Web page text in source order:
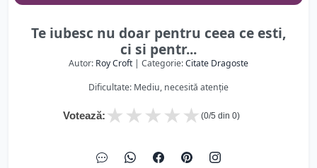
Te iubesc nu doar pentru ceea ce esti,
ci si pentr...
Autor: Roy Croft| Categorie:Citate Dragoste
Dificultate: Mediu, necesită atenție
Votează: ★
★
★
★
★ (0/5 din 0)